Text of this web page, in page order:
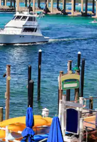
as seta para cima e para